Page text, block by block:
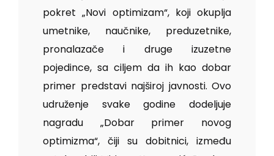
pokret „Novi optimizam“, koji okuplja
umetnike, naučnike, preduzetnike,
pronalazače i druge izuzetne
pojedince, sa ciljem da ih kao dobar
primer predstavi najširoj javnosti. Ovo
udruženje svake godine dodeljuje
nagradu „Dobar primer novog
optimizma“, čiji su dobitnici, između